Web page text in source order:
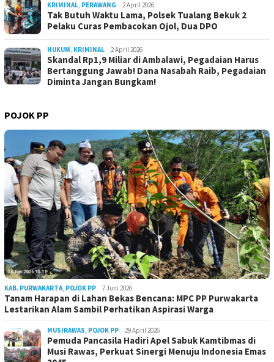
KRIMINAL, PERAWANG 2 April 2026
Tak Butuh Waktu Lama, Polsek Tualang Bekuk 2
Pelaku Curas Pembacokan Ojol, Dua DPO
HUKUM, KRIMINAL 2 April 2026
Skandal Rp1,9 Miliar di Ambalawi, Pegadaian Harus
Bertanggung Jawab! Dana Nasabah Raib, Pegadaian
Diminta Jangan Bungkam!
POJOK PP
KAB. PURWAKARTA, POJOK PP 7 Juni 2026
Tanam Harapan di Lahan Bekas Bencana: MPC PP Purwakarta
Lestarikan Alam Sambil Perhatikan Aspirasi Warga
MUSIRAWAS, POJOK PP 29 April 2026
Pemuda Pancasila Hadiri Apel Sabuk Kamtibmas di
Musi Rawas, Perkuat Sinergi Menuju Indonesia Emas